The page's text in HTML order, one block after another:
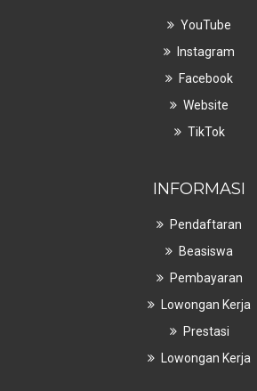
YouTube
Instagram
Facebook
Website
TikTok
INFORMASI
Pendaftaran
Beasiswa
Pembayaran
Lowongan Kerja
Prestasi
Lowongan Kerja